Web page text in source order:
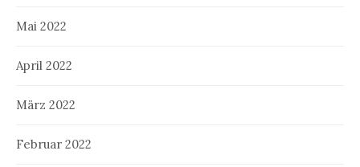
Mai 2022
April 2022
März 2022
Februar 2022